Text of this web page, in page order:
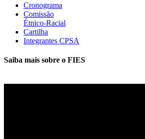
Cronograma
Comissão
Étnico-Racial
Cartilha
Integrantes CPSA
Saiba mais sobre o FIES